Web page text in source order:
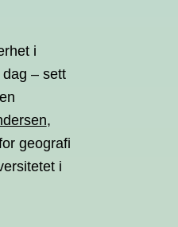
i
– sett
,
geografi
i